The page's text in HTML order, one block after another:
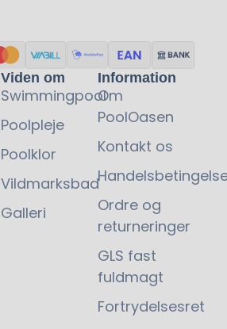
Viden om
Swimmingpool
Poolpleje
Poolklor
Vildmarksbad
Galleri
Information
Om
PoolOasen
Kontakt os
Ordre og
returneringer
GLS fast
fuldmagt
Fortrydelsesret